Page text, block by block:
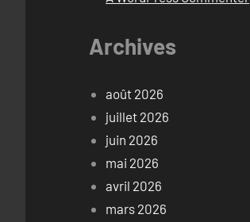
Archives
août 2026
juillet 2026
juin 2026
mai 2026
avril 2026
mars 2026